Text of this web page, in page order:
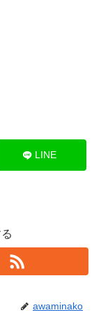
LINE
awaminako